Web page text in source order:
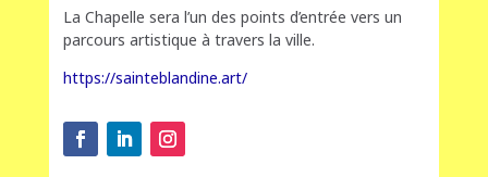
La Chapelle sera l’un des points d’entrée vers un
parcours artistique à travers la ville.
https://sainteblandine.art/